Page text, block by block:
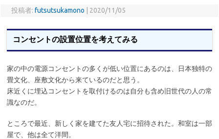
投稿者: futsutsukamono 2020/11/05
コンセントの設置位置を考えてみる
家の中の電源コンセントの多くが低い位置にあるのは、日本独特の
畳文化、座敷文化から来ているのだと思う。
床近くに埋込コンセントを取付けるのは自分も含め旧世代の人の常
識なのだ。
ところで最近、新しく家を建てた友人宅に招待された。和室は一部
屋で、他は全て洋間。